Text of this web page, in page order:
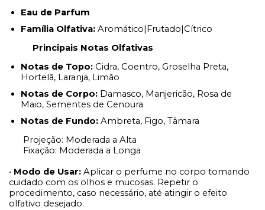
Eau de Parfum
Família Olfativa: Aromático|Frutado|Cítrico
Principais Notas Olfativas
Notas de Topo: Cidra, Coentro, Groselha Preta,
Hortelã, Laranja, Limão
Notas de Corpo: Damasco, Manjericão, Rosa de
Maio, Sementes de Cenoura
Notas de Fundo: Ambreta, Figo, Tâmara
Projeção: Moderada a Alta
Fixação: Moderada a Longa
• Modo de Usar: Aplicar o perfume no corpo tomando
cuidado com os olhos e mucosas. Repetir o
procedimento, caso necessário, até atingir o efeito
olfativo desejado.